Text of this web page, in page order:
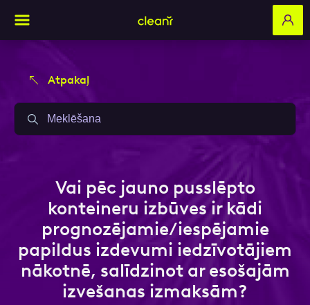
Atpakaļ
Vai pēc jauno pusslēpto
konteineru izbūves ir kādi
prognozējamie/iespējamie
papildus izdevumi iedzīvotājiem
nākotnē, salīdzinot ar esošajām
izvešanas izmaksām?
Aizpildi pieteikuma formu un mēs ar tevi
sazināsimies
E-pasts
Kontakttālrunis
Aizpildi pieteikuma formu un mēs ar tevi
sazināsimies
E-pasts
Kontakttālrunis